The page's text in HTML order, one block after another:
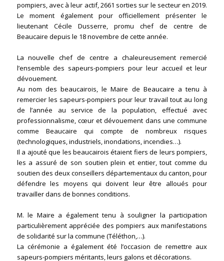
pompiers, avec à leur actif, 2661 sorties sur le secteur en 2019.
Le moment également pour officiellement présenter le
lieutenant Cécile Dusserre, promu chef de centre de
Beaucaire depuis le 18 novembre de cette année.
La nouvelle chef de centre a chaleureusement remercié
l’ensemble des sapeurs-pompiers pour leur accueil et leur
dévouement.
Au nom des beaucairois, le Maire de Beaucaire a tenu à
remercier les sapeurs-pompiers pour leur travail tout au long
de l’année au service de la population, effectué avec
professionnalisme, cœur et dévouement dans une commune
comme Beaucaire qui compte de nombreux risques
(technologiques, industriels, inondations, incendies…).
Il a ajouté que les beaucairois étaient fiers de leurs pompiers,
les a assuré de son soutien plein et entier, tout comme du
soutien des deux conseillers départementaux du canton, pour
défendre les moyens qui doivent leur être alloués pour
travailler dans de bonnes conditions.
M. le Maire a également tenu à souligner la participation
particulièrement appréciée des pompiers aux manifestations
de solidarité sur la commune (Téléthon,…).
La cérémonie a également été l’occasion de remettre aux
sapeurs-pompiers méritants, leurs galons et décorations.